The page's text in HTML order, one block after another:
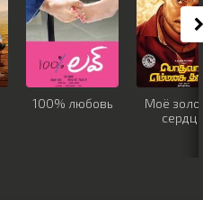
100% любовь
Моё